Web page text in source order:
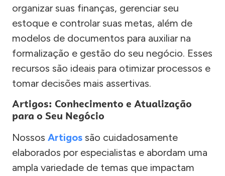
organizar suas finanças, gerenciar seu
estoque e controlar suas metas, além de
modelos de documentos para auxiliar na
formalização e gestão do seu negócio. Esses
recursos são ideais para otimizar processos e
tomar decisões mais assertivas.
Artigos: Conhecimento e Atualização
para o Seu Negócio
Nossos Artigos são cuidadosamente
elaborados por especialistas e abordam uma
ampla variedade de temas que impactam